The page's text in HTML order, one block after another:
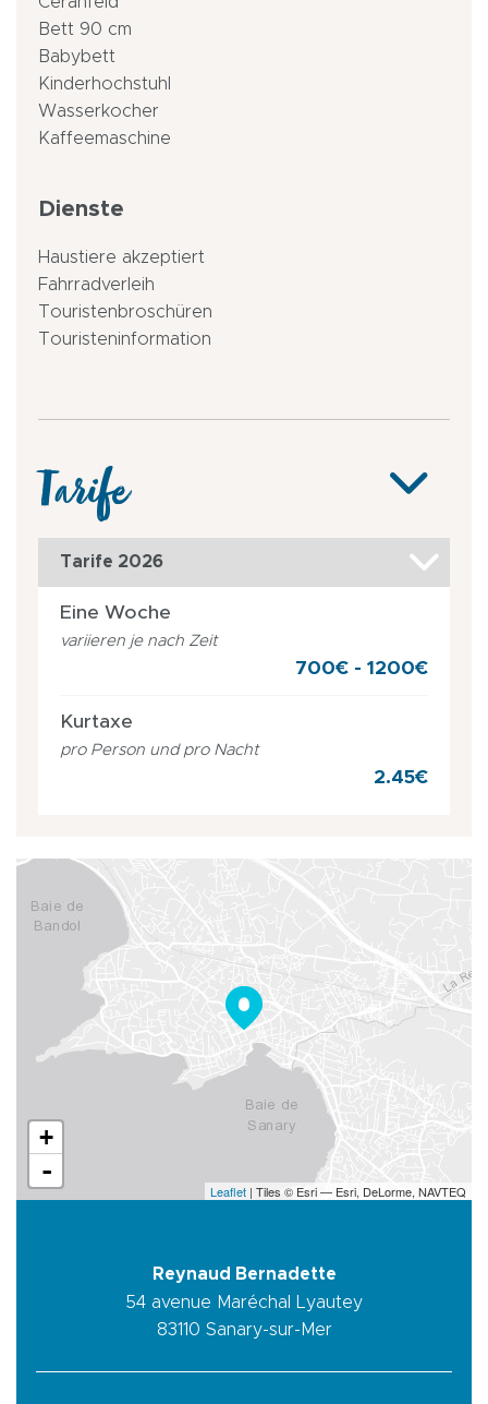
Bett 90 cm
Babybett
Kinderhochstuhl
Wasserkocher
Kaffeemaschine
Dienste
Haustiere akzeptiert
Fahrradverleih
Touristenbroschüren
Touristeninformation
Tarife
Tarife 2026
Eine Woche
variieren je nach Zeit
700€ - 1200€
Kurtaxe
pro Person und pro Nacht
2.45€
+
-
Leaflet | Tiles © Esri — Esri, DeLorme, NAVTEQ
Reynaud Bernadette
54 avenue Maréchal Lyautey
83110 Sanary-sur-Mer